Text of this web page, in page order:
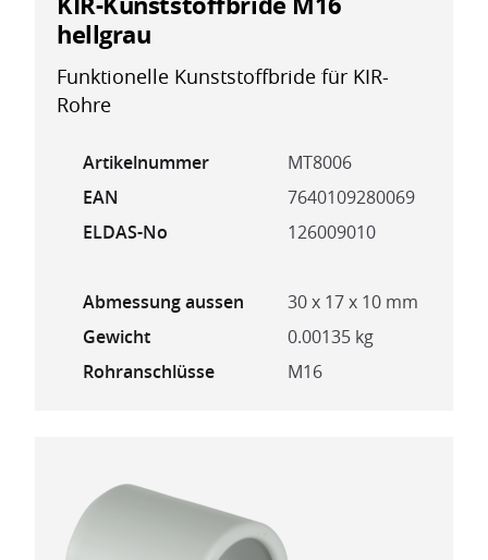
hellgrau
Funktionelle Kunststoffbride für KIR-
Rohre
Artikelnummer
MT8006
EAN
7640109280069
ELDAS-No
126009010
Abmessung aussen
30 x 17 x 10 mm
Gewicht
0.00135 kg
Rohranschlüsse
M16